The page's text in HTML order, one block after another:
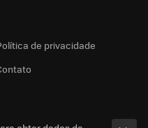
de privacidade